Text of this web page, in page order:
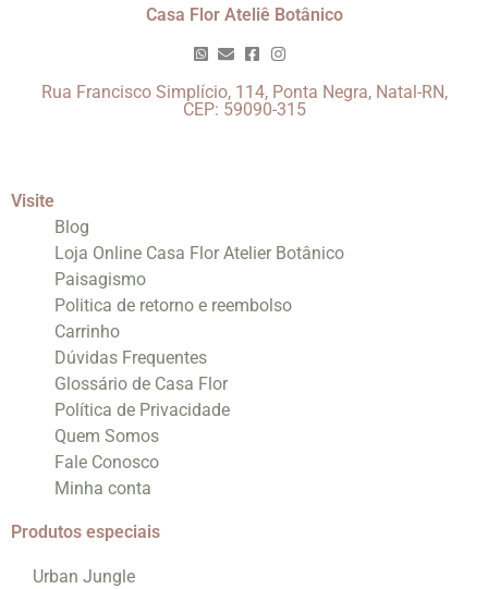
Casa Flor Ateliê Botânico
Rua Francisco Simplício, 114, Ponta Negra, Natal-RN,
CEP: 59090-315
Visite
Blog
Loja Online Casa Flor Atelier Botânico
Paisagismo
Politica de retorno e reembolso
Carrinho
Dúvidas Frequentes
Glossário de Casa Flor
Política de Privacidade
Quem Somos
Fale Conosco
Minha conta
Produtos especiais
Urban Jungle